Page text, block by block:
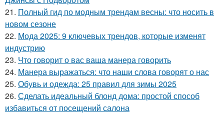
21. Полный гид по модным трендам весны: что носить в
новом сезоне
22. Мода 2025: 9 ключевых трендов, которые изменят
индустрию
23. Что говорит о вас ваша манера говорить
24. Манера выражаться: что наши слова говорят о нас
25. Обувь и одежда: 25 правил для зимы 2025
26. Сделать идеальный блонд дома: простой способ
избавиться от посещений салона